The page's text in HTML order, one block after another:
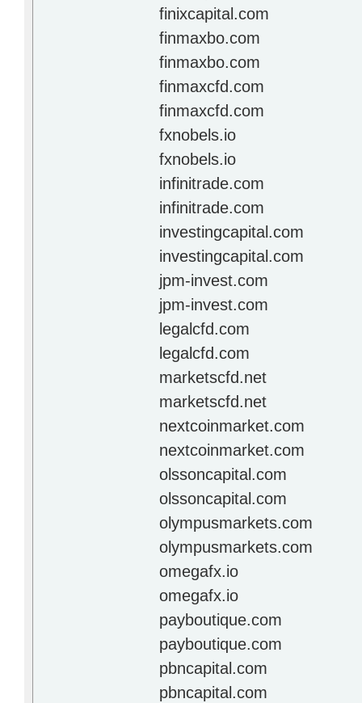
finixcapital.com
finmaxbo.com
finmaxbo.com
finmaxcfd.com
finmaxcfd.com
fxnobels.io
fxnobels.io
infinitrade.com
infinitrade.com
investingcapital.com
investingcapital.com
jpm-invest.com
jpm-invest.com
legalcfd.com
legalcfd.com
marketscfd.net
marketscfd.net
nextcoinmarket.com
nextcoinmarket.com
olssoncapital.com
olssoncapital.com
olympusmarkets.com
olympusmarkets.com
omegafx.io
omegafx.io
payboutique.com
payboutique.com
pbncapital.com
pbncapital.com